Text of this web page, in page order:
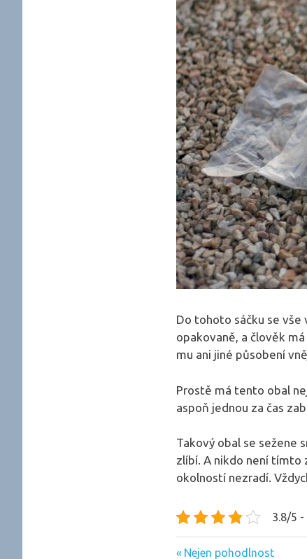
Do tohoto sáčku se vše
opakovaně, a člověk
mu ani jiné působení
Prostě má tento obal
aspoň jednou za čas
Takový obal se sežene
zlíbí. A nikdo není tímto
okolností nezradí.
3.8/5 -
Previous
Nejen pohodlnost